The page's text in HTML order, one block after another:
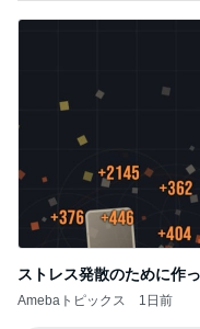
ストレス発散のために作
Amebaトピックス 1日前